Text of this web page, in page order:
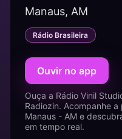
Manaus, AM
Rádio Brasileira
Ouvir no app
Ouça a Rádio Vinil
Radiozin. Acompanhe
Manaus - AM e
em tempo real.